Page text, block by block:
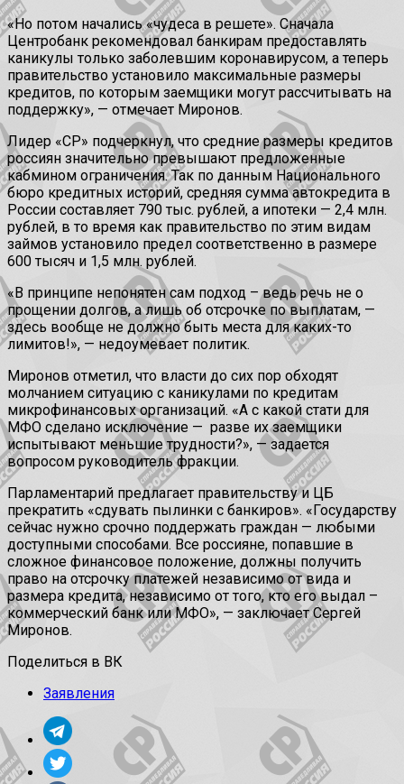
«Но потом начались «чудеса в решете». Сначала
Центробанк рекомендовал банкирам предоставлять
каникулы только заболевшим коронавирусом, а теперь
правительство установило максимальные размеры
кредитов, по которым заемщики могут рассчитывать на
поддержку», — отмечает Миронов.
Лидер «СР» подчеркнул, что средние размеры кредитов
россиян значительно превышают предложенные
кабмином ограничения. Так по данным Национального
бюро кредитных историй, средняя сумма автокредита в
России составляет 790 тыс. рублей, а ипотеки — 2,4 млн.
рублей, в то время как правительство по этим видам
займов установило предел соответственно в размере
600 тысяч и 1,5 млн. рублей.
«В принципе непонятен сам подход – ведь речь не о
прощении долгов, а лишь об отсрочке по выплатам, —
здесь вообще не должно быть места для каких-то
лимитов!», — недоумевает политик.
Миронов отметил, что власти до сих пор обходят
молчанием ситуацию с каникулами по кредитам
микрофинансовых организаций. «А с какой стати для
МФО сделано исключение — разве их заемщики
испытывают меньшие трудности?», — задается
вопросом руководитель фракции.
Парламентарий предлагает правительству и ЦБ
прекратить «сдувать пылинки с банкиров». «Государству
сейчас нужно срочно поддержать граждан — любыми
доступными способами. Все россияне, попавшие в
сложное финансовое положение, должны получить
право на отсрочку платежей независимо от вида и
размера кредита, независимо от того, кто его выдал –
коммерческий банк или МФО», — заключает Сергей
Миронов.
Поделиться в ВК
Заявления